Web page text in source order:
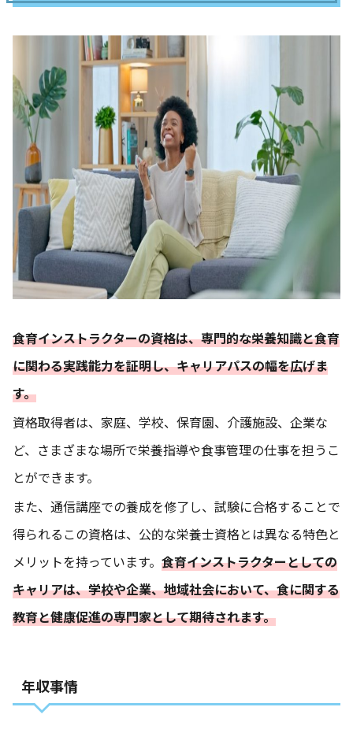
食育インストラクターの資格は、専門的な栄養知識と食育
に関わる実践能力を証明し、キャリアパスの幅を広げま
す。
資格取得者は、家庭、学校、保育園、介護施設、企業な
ど、さまざまな場所で栄養指導や食事管理の仕事を担うこ
とができます。
また、通信講座での養成を修了し、試験に合格することで
得られるこの資格は、公的な栄養士資格とは異なる特色と
メリットを持っています。 食育インストラクターとしての
キャリアは、学校や企業、地域社会において、食に関する
教育と健康促進の専門家として期待されます。
年収事情